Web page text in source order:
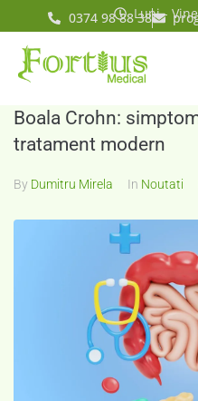
Luni -
0374 98 88 38
Boala Crohn:
tratament modern
By Dumitru Mirela In Noutati